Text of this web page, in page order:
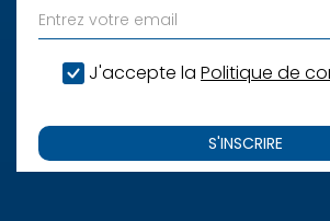
J'accepte la Politique de
S'INSCRIRE